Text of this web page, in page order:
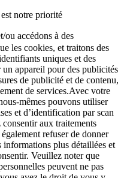
notre priorité
ou accédons à des
les cookies, et traitons des
uniques et des
appareil pour des publicités
de publicité et de contenu,
de services.Avec votre
mêmes pouvons utiliser
et d’identification par scan
aux traitements
refuser de donner
informations plus détaillées et
Veuillez noter que
peuvent ne pas